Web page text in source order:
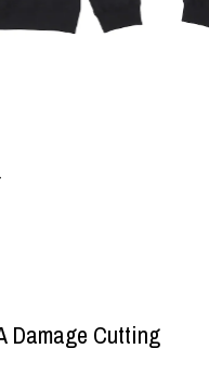
Damage Cutting